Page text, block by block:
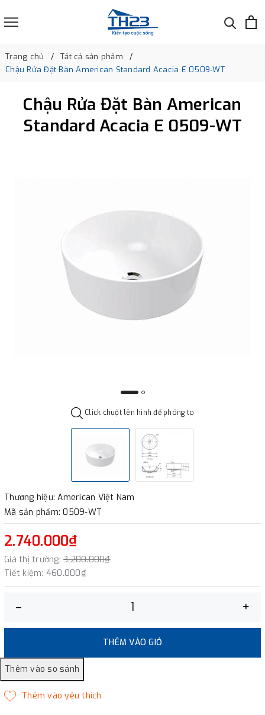
Trang chủ
Tất cả sản phẩm
Chậu Rửa Đặt Bàn American Standard Acacia E 0509-WT
Chậu Rửa Đặt Bàn American
Standard Acacia E 0509-WT
Click chuột lên hình để phóng to
Thương hiệu: American Việt Nam
Mã sản phẩm: 0509-WT
2.740.000₫
Giá thị trường: 3.200.000₫
Tiết kiệm: 460.000₫
– +
THÊM VÀO GIỎ